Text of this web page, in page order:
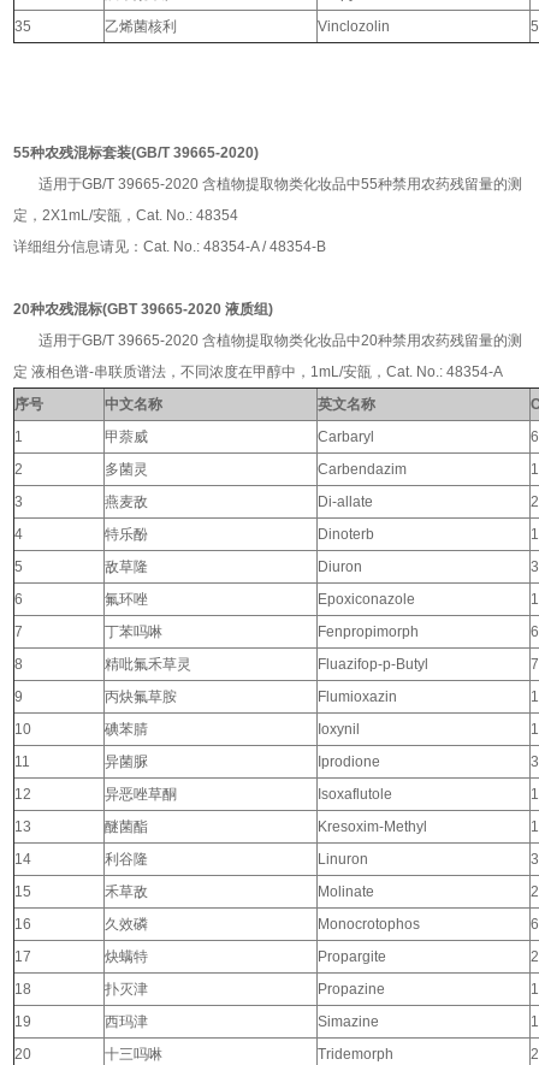
35
乙烯菌核利 Vinclozolin
55种农残混标套装(GB/T 39665-2020)
适用于GB/T 39665-2020 含植物提取物类化妆品中55种禁用农药残留量的测
定，2X1mL/安瓿，Cat. No.: 48354
详细组分信息请见：Cat. No.: 48354-A / 48354-B
20种农残混标(GBT 39665-2020 液质组)
适用于GB/T 39665-2020 含植物提取物类化妆品中20种禁用农药残留量的测
定 液相色谱-串联质谱法，不同浓度在甲醇中，1mL/安瓿，Cat. No.: 48354-A
序号
中文名称 英文名称
1
甲萘威 Carbaryl
2
多菌灵 Carbendazim
3
燕麦敌 Di-allate
4
特乐酚 Dinoterb
5
敌草隆 Diuron
6
氟环唑 Epoxiconazole
7
丁苯吗啉 Fenpropimorph
8
精吡氟禾草灵 Fluazifop-p-Butyl
9
丙炔氟草胺 Flumioxazin
10
碘苯腈 Ioxynil
11
异菌脲 Iprodione
12
异恶唑草酮 Isoxaflutole
13
醚菌酯 Kresoxim-Methyl
14
利谷隆 Linuron
15
禾草敌 Molinate
16
久效磷 Monocrotophos
17
炔螨特 Propargite
18
扑灭津 Propazine
19
西玛津 Simazine
20
十三吗啉 Tridemorph